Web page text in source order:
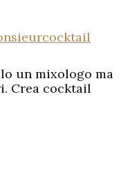
un mixologo ma
Crea cocktail